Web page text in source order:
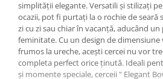
simplității elegante. Versatili și stilizați
ocazii, pot fi purtați la o rochie de seară
zi cu zi sau chiar în vacanță, aducând
feminitate. Cu un design de dimensiune
frumos la ureche, acești cercei nu vor
completa perfect orice ținută. Ideali
și momente speciale, cerceii " Elegant